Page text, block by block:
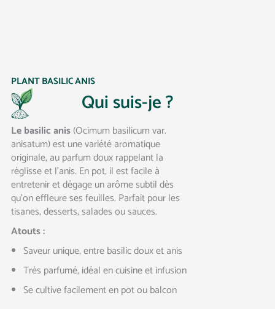
PLANT BASILIC ANIS
Qui suis-je ?
Le basilic anis(Ocimum basilicum var.
anisatum) est une variété aromatique
originale, au parfum doux rappelant la
réglisse et l’anis. En pot, il est facile à
entretenir et dégage un arôme subtil dès
qu’on effleure ses feuilles. Parfait pour les
tisanes, desserts, salades ou sauces.
Atouts :
Saveur unique, entre basilic doux et anis
Très parfumé, idéal en cuisine et infusion
Se cultive facilement en pot ou balcon